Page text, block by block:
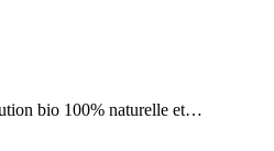
bio 100% naturelle et…